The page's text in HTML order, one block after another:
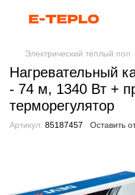
Электрический теплый пол
Нагревательный
- 74 м, 1340 Вт +
терморегулятор
Артикул: 85187457 Оставить